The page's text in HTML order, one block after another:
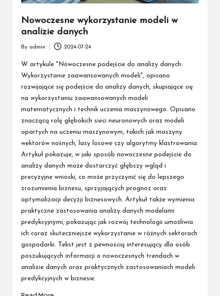
Nowoczesne wykorzystanie modeli w
analizie danych
by
By admin 2024-07-24
W artykule "Nowoczesne podejście do analizy danych:
Wykorzystanie zaawansowanych modeli", opisano
rozwijające się podejście do analizy danych, skupiające się
na wykorzystaniu zaawansowanych modeli
matematycznych i technik uczenia maszynowego. Opisano
znaczącą rolę głębokich sieci neuronowych oraz modeli
opartych na uczeniu maszynowym, takich jak maszyny
wektorów nośnych, lasy losowe czy algorytmy klastrowania.
Artykuł pokazuje, w jaki sposób nowoczesne podejście do
analizy danych może dostarczyć głębszy wgląd i
precyzyjne wnioski, co może przyczynić się do lepszego
zrozumienia biznesu, sprzyjających prognoz oraz
optymalizacji decyzji biznesowych. Artykuł także wymienia
praktyczne zastosowania analizy danych modelami
predykcyjnymi, pokazując jak rozwój technologii umożliwia
ich coraz skuteczniejsze wykorzystanie w różnych sektorach
gospodarki. Tekst jest z pewnością interesujący dla osób
poszukujących informacji o nowoczesnych trendach w
analizie danych oraz praktycznych zastosowaniach modeli
predykcyjnych w biznesie.